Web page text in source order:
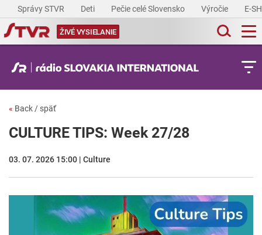
Správy STVR Deti Pečie celé Slovensko Výročie E-
ŽIVÉ VYSIELANIE
« Back / späť
CULTURE TIPS: Week 27/28
03. 07. 2026 15:00 | Culture